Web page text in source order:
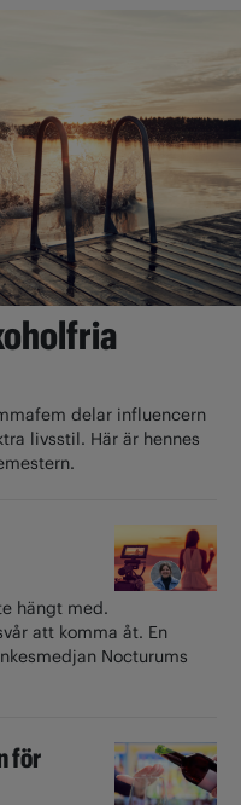
delar influencern
livsstil. Här är hennes
hängt med.
att komma åt. En
Nocturums
för